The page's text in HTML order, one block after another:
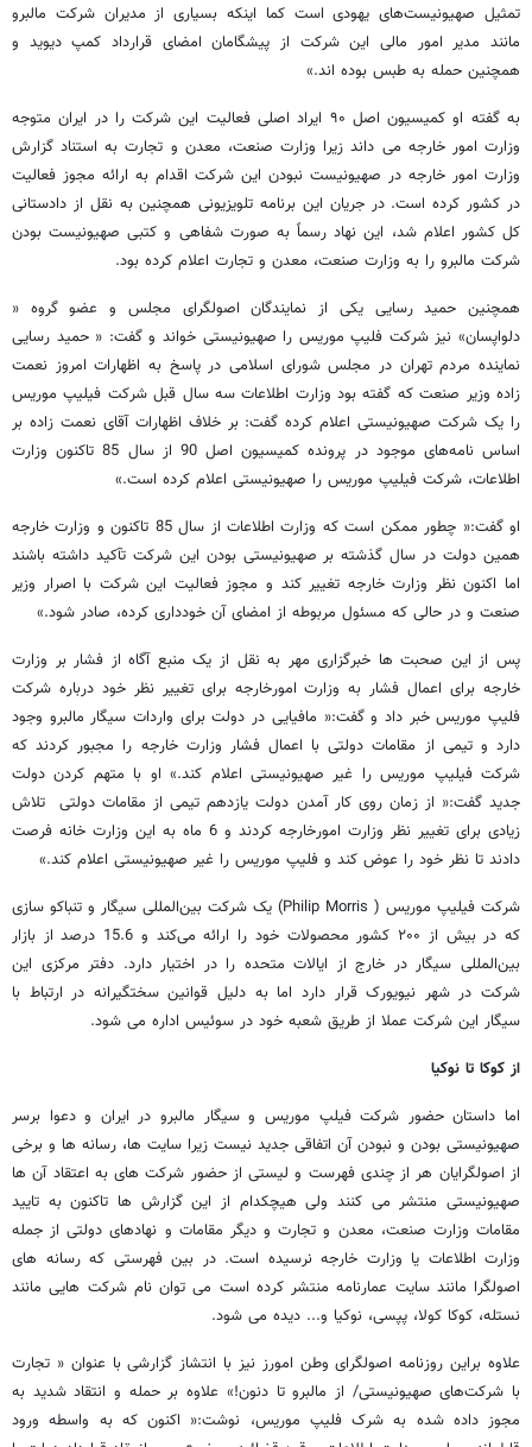
تمثیل صهیونیست‌های یهودی است کما اینکه بسیاری از مدیران شرکت مالبرو
مانند مدیر امور مالی این شرکت از پیشگامان امضای قرارداد کمپ دیوید و
همچنین حمله به طبس بوده‌‌ اند.»
به گفته او کمیسیون اصل ۹۰ ایراد اصلی فعالیت این شرکت را در ایران متوجه
وزارت امور خارجه می ‌‌داند زیرا وزارت صنعت، معدن و تجارت به استناد گزارش
وزارت امور خارجه در صهیونیست نبودن این شرکت اقدام به ارائه مجوز فعالیت
در کشور کرده است. در جریان این برنامه تلویزیونی همچنین به نقل از دادستانی
کل کشور اعلام شد، این نهاد رسماً به صورت شفاهی و کتبی صهیونیست بودن
شرکت مالبرو را به وزارت صنعت، معدن و تجارت اعلام کرده بود.
همچنین حمید رسایی یکی از نمایندگان اصولگرای مجلس و عضو گروه «
دلواپسان» نیز شرکت فلیپ موریس را صهیونیستی خواند و گفت: « حمید رسایی
نماینده مردم تهران در مجلس شورای اسلامی در پاسخ به اظهارات امروز نعمت
زاده وزیر صنعت که گفته بود وزارت اطلاعات سه سال قبل شرکت فیلیپ موریس
را یک شرکت صهیونیستی اعلام کرده گفت: بر خلاف اظهارات آقای نعمت زاده بر
اساس نامه‌های موجود در پرونده کمیسیون اصل 90 از سال 85 تاکنون وزارت
اطلاعات، شرکت فیلیپ موریس را صهیونیستی اعلام کرده است.»
او گفت:« چطور ممکن است که وزارت اطلاعات از سال 85 تاکنون و وزارت خارجه
همین دولت در سال گذشته بر صهیونیستی بودن این شرکت تآکید داشته باشند
اما اکنون نظر وزارت خارجه تغییر کند و مجوز فعالیت این شرکت با اصرار وزیر
صنعت و در حالی که مسئول مربوطه از امضای آن خودداری کرده، صادر شود.»
پس از این صحبت ها خبرگزاری مهر به نقل از یک منبع آگاه از فشار بر وزارت
خارجه برای اعمال فشار به وزارت امورخارجه برای تغییر نظر خود درباره شرکت
فلیپ موریس خبر داد و گفت:« مافیایی در دولت برای واردات سیگار مالبرو وجود
دارد و تیمی از مقامات دولتی با اعمال فشار وزارت خارجه را مجبور کردند که
شرکت فیلیپ موریس را غیر صهیونیستی اعلام کند.» او با متهم کردن دولت
جدید گفت:« از زمان روی کار آمدن دولت یازدهم تیمی از مقامات دولتی تلاش
زیادی برای تغییر نظر وزارت امورخارجه کردند و 6 ماه به این وزارت خانه فرصت
دادند تا نظر خود را عوض کند و فلیپ موریس را غیر صهیونیستی اعلام کند.»
شرکت فیلیپ موریس ( Philip Morris) یک شرکت بین‌المللی سیگار و تنباکو سازی
که در بیش از ۲۰۰ کشور محصولات خود را ارائه می‌کند و 15.6 درصد از بازار
بین‌المللی سیگار در خارج از ایالات متحده را در اختیار دارد. دفتر مرکزی این
شرکت در شهر نیویورک قرار دارد اما به دلیل قوانین سختگیرانه در ارتباط با
سیگار این شرکت عملا از طریق شعبه خود در سوئیس اداره می شود.
از کوکا تا نوکیا
اما داستان حضور شرکت فیلپ موریس و سیگار مالبرو در ایران و دعوا برسر
صهیونیستی بودن و نبودن آن اتفاقی جدید نیست زیرا سایت ها، رسانه ها و برخی
از اصولگرایان هر از چندی فهرست و لیستی از حضور شرکت های به اعتقاد آن ها
صهیونیستی منتشر می کنند ولی هیچکدام از این گزارش ها تاکنون به تایید
مقامات وزارت صنعت، معدن و تجارت و دیگر مقامات و نهادهای دولتی از جمله
وزارت اطلاعات یا وزارت خارجه نرسیده است. در بین فهرستی که رسانه های
اصولگرا مانند سایت عمارنامه منتشر کرده است می توان نام شرکت هایی مانند
نستله، کوکا کولا، پپسی، نوکیا و... دیده می شود.
علاوه براین روزنامه اصولگرای وطن امورز نیز با انتشاز گزارشی با عنوان « تجارت
با شرکت‌های صهیونیستی/ از مالبرو تا دنون!» علاوه بر حمله و انتقاد شدید به
مجوز داده شده به شرک فلیپ موریس، نوشت:« اکنون که به واسطه ورود